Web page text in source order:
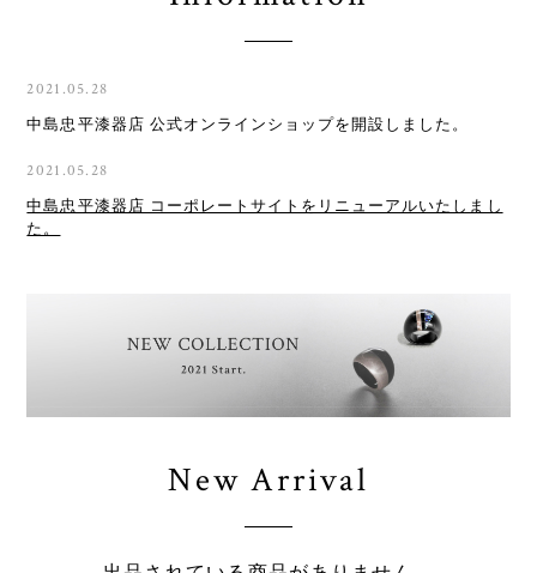
2021.05.28
中島忠平漆器店 公式オンラインショップを開設しました。
2021.05.28
中島忠平漆器店 コーポレートサイトをリニューアルいたしまし
た。
New Arrival